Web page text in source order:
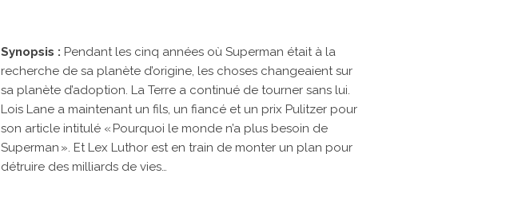
Synopsis : Pendant les cinq années où Superman était à la
recherche de sa planète d’origine, les choses changeaient sur
sa planète d’adoption. La Terre a continué de tourner sans lui.
Lois Lane a maintenant un fils, un fiancé et un prix Pulitzer pour
son article intitulé « Pourquoi le monde n’a plus besoin de
Superman ». Et Lex Luthor est en train de monter un plan pour
détruire des milliards de vies…